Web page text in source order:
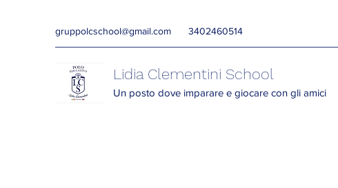
gruppolcschool@gmail.com 3402460514
Lidia Clementini School
Un posto dove imparare e giocare con gli amici